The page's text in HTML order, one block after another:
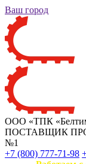
Ваш город
ООО «ТПК
ПОСТАВЩИК
№1
+7 (800) 777-71-98